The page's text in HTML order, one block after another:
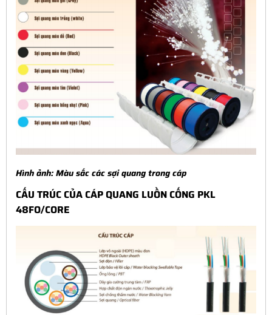
Hình ảnh:Màu sắc các sợi quang trong cáp
CẤU TRÚC CỦA CÁP QUANG LUỒN CỐNG PKL
48FO/CORE